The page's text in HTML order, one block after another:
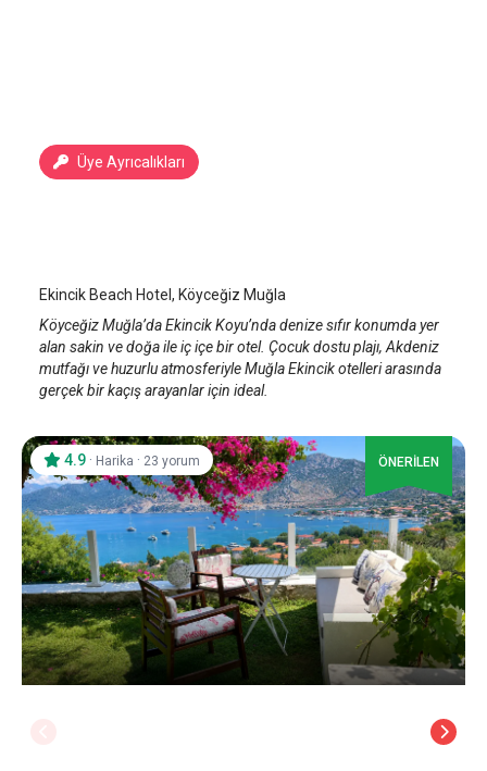
Üye Ayrıcalıkları
Ekincik Beach Hotel, Köyceğiz Muğla
Köyceğiz Muğla’da Ekincik Koyu’nda denize sıfır konumda yer
alan sakin ve doğa ile iç içe bir otel. Çocuk dostu plajı, Akdeniz
mutfağı ve huzurlu atmosferiyle Muğla Ekincik otelleri arasında
gerçek bir kaçış arayanlar için ideal.
4.9 · Harika · 23 yorum ÖNERİLEN